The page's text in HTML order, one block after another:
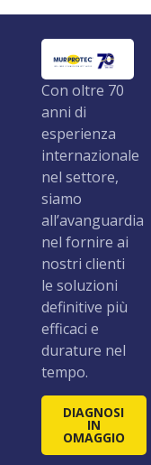
Con oltre 70
anni di
esperienza
internazionale
nel settore,
siamo
all’avanguardia
nel fornire ai
nostri clienti
le soluzioni
definitive più
efficaci e
durature nel
tempo.
DIAGNOSI
IN
OMAGGIO